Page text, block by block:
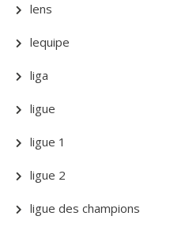
lens
lequipe
liga
ligue
ligue 1
ligue 2
ligue des champions